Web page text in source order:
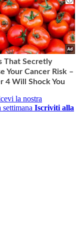
la nostra
Iscriviti alla